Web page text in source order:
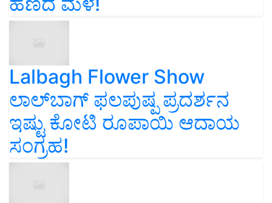
Lalbagh Flower Show
ಲಾಲ್‌ಬಾಗ್ ಫಲಪುಷ್ಪ ಪ್ರದರ್ಶನ
ಇಷ್ಟು ಕೋಟಿ ರೂಪಾಯಿ ಆದಾಯ
ಸಂಗ್ರಹ!